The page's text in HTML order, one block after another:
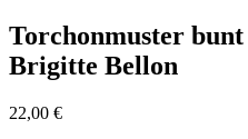
Torchonmuster bunt
Brigitte Bellon
22,00 €